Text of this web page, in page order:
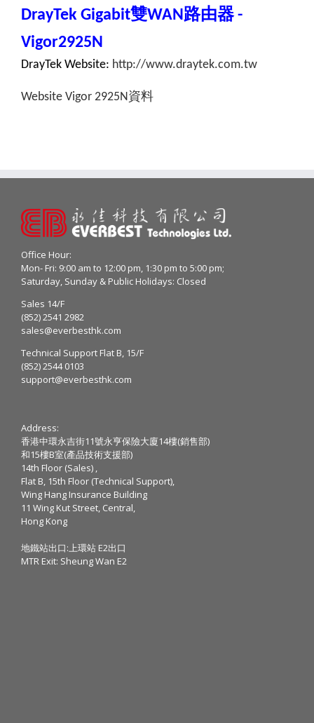
DrayTek Gigabit雙WAN 路由器-
Vigor2925N
DrayTek Website: http://www.draytek.com.tw
Website Vigor 2925N資料
Office Hour:
Mon- Fri: 9:00 am to 12:00 pm, 1:30 pm to 5:00 pm;
Saturday, Sunday & Public Holidays: Closed
Sales 14/F
(852) 2541 2982
sales@everbesthk.com
Technical Support Flat B, 15/F
(852) 2544 0103
support@everbesthk.com
Address:
香港中環永吉街11號永亨保險大廈14樓(銷售部)
和15樓B室(產品技術支援部)
14th Floor (Sales) ,
Flat B, 15th Floor (Technical Support),
Wing Hang Insurance Building
11 Wing Kut Street, Central,
Hong Kong
地鐵站出口:上環站 E2出口
MTR Exit: Sheung Wan E2